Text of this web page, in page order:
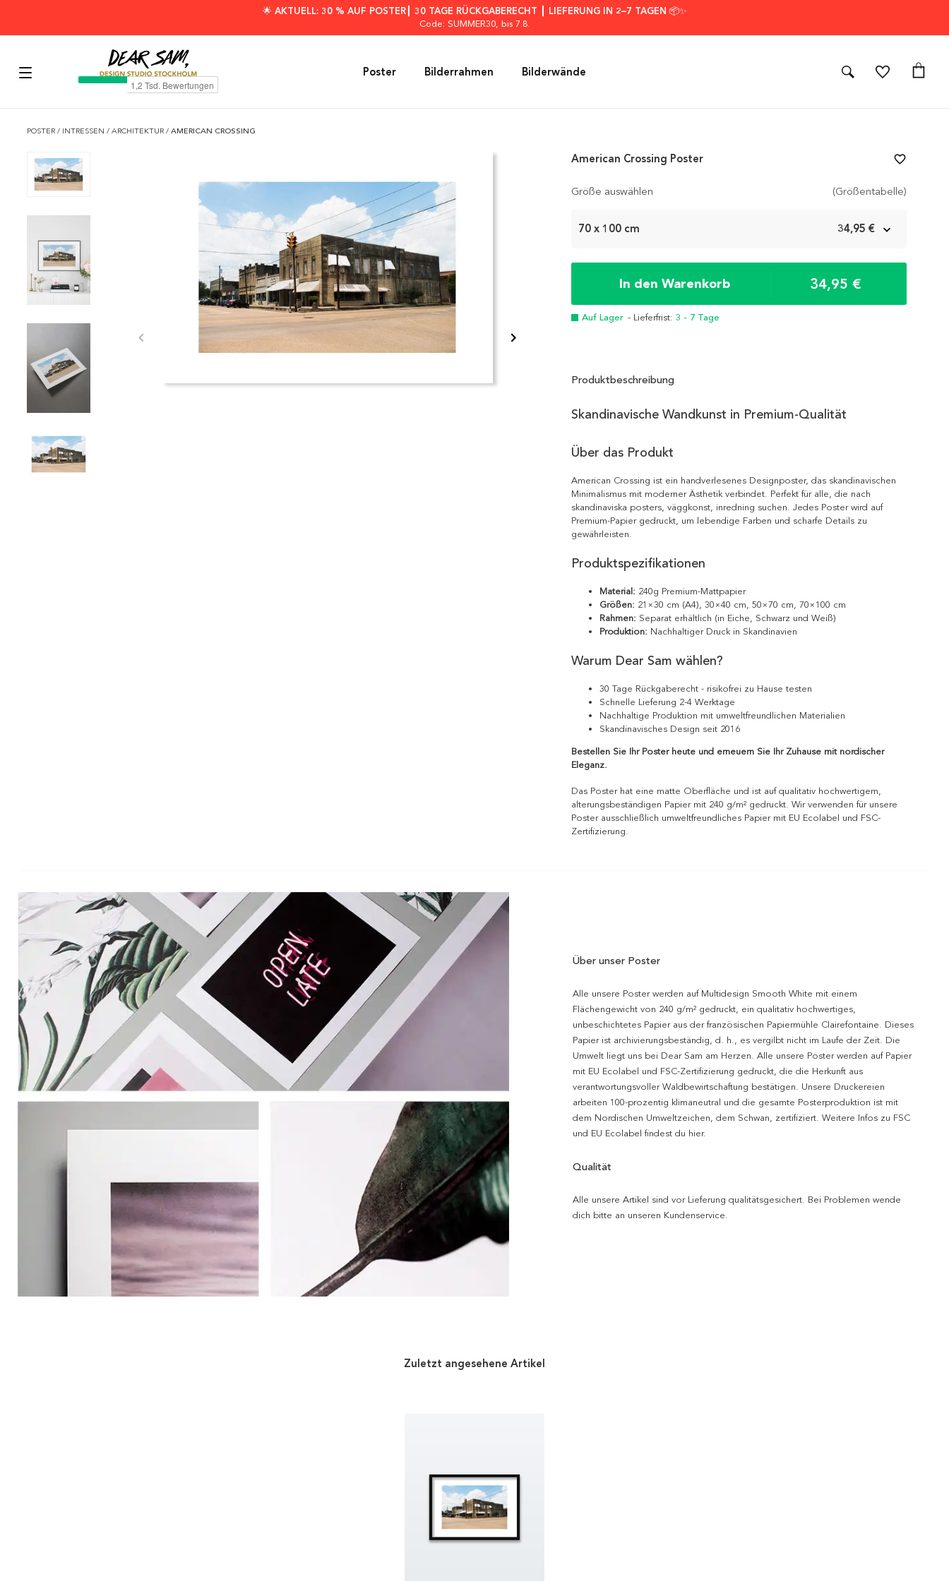
🌟 AKTUELL: 30 % AUF POSTER┃ 30 TAGE RÜCKGABERECHT ┃ LIEFERUNG IN 2–7 TAGEN 📦✨
Code: SUMMER30, bis 7.8.
Poster Bilderrahmen Bilderwände
POSTER / INTRESSEN / ARCHITEKTUR / AMERICAN CROSSING
Größe auswählen (Größentabelle)
70 x 100 cm 34,95 €
In den Warenkorb 34,95 €
Auf Lager - Lieferfrist: 3 - 7 Tage
American Crossing Poster favorite_border
Produktbeschreibung
Skandinavische Wandkunst in Premium-Qualität
Über das Produkt
American Crossing ist ein handverlesenes Designposter, das skandinavischen
Minimalismus mit moderner Ästhetik verbindet. Perfekt für alle, die nach
skandinaviska posters, väggkonst, inredning suchen. Jedes Poster wird auf
Premium-Papier gedruckt, um lebendige Farben und scharfe Details zu
gewährleisten.
Produktspezifikationen
Material: 240g Premium-Mattpapier
Größen: 21×30 cm (A4), 30×40 cm, 50×70 cm, 70×100 cm
Rahmen: Separat erhältlich (in Eiche, Schwarz und Weiß)
Produktion: Nachhaltiger Druck in Skandinavien
Warum Dear Sam wählen?
30 Tage Rückgaberecht - risikofrei zu Hause testen
Schnelle Lieferung 2-4 Werktage
Nachhaltige Produktion mit umweltfreundlichen Materialien
Skandinavisches Design seit 2016
Bestellen Sie Ihr Poster heute und erneuern Sie Ihr Zuhause mit nordischer
Eleganz.
Das Poster hat eine matte Oberfläche und ist auf qualitativ hochwertigem,
alterungsbeständigen Papier mit 240 g/m² gedruckt. Wir verwenden für unsere
Poster ausschließlich umweltfreundliches Papier mit EU Ecolabel und FSC-
Zertifizierung.
Über unser Poster
Alle unsere Poster werden auf Multidesign Smooth White mit einem
Flächengewicht von 240 g/m² gedruckt, ein qualitativ hochwertiges,
unbeschichtetes Papier aus der französischen Papiermühle Clairefontaine. Dieses
Papier ist archivierungsbeständig, d. h., es vergilbt nicht im Laufe der Zeit. Die
Umwelt liegt uns bei Dear Sam am Herzen. Alle unsere Poster werden auf Papier
mit EU Ecolabel und FSC-Zertifizierung gedruckt, die die Herkunft aus
verantwortungsvoller Waldbewirtschaftung bestätigen. Unsere Druckereien
arbeiten 100-prozentig klimaneutral und die gesamte Posterproduktion ist mit
dem Nordischen Umweltzeichen, dem Schwan, zertifiziert. Weitere Infos zu FSC
und EU Ecolabel findest du hier.
Qualität
Alle unsere Artikel sind vor Lieferung qualitätsgesichert. Bei Problemen wende
dich bitte an unseren Kundenservice.
Zuletzt angesehene Artikel